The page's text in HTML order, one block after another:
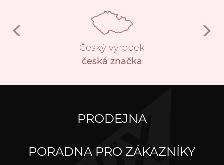
Český výrobek
česká značka
PRODEJNA
PORADNA PRO ZÁKAZNÍKY